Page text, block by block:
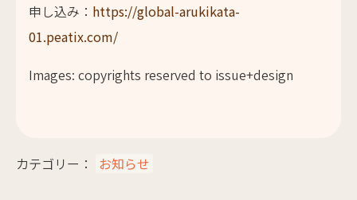
申し込み： https://global-arukikata-
01.peatix.com/
Images: copyrights reserved to issue+design
カテゴリー： お知らせ